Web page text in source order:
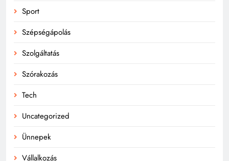
Sport
Szépségápolás
Szolgáltatás
Szórakozás
Tech
Uncategorized
Ünnepek
Vállalkozás